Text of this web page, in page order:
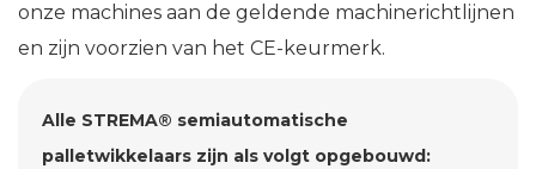
onze machines aan de geldende machinerichtlijnen
en zijn voorzien van het CE-keurmerk.
Alle STREMA® semiautomatische
palletwikkelaars zijn als volgt opgebouwd: